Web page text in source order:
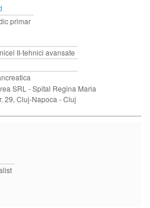
primar
II-tehnici avansate
SRL - Spital Regina Maria
29, Cluj-Napoca - Cluj